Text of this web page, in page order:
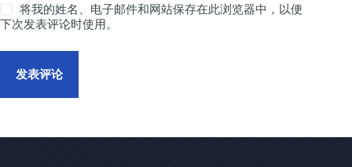
将我的姓名、电子邮件和网站保存在此浏览器中，以便
下次发表评论时使用。
发表评论